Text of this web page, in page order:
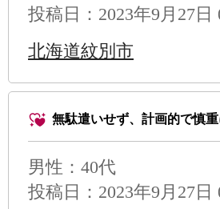
投稿日：2023年9月27日
北海道紋別市
無駄遣いせず、計画的で慎重
男性 ：40代
投稿日：2023年9月27日